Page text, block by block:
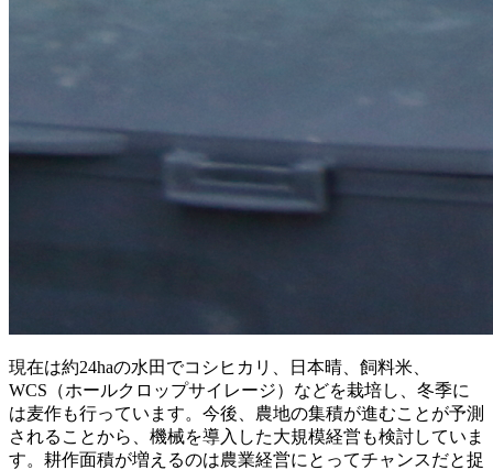
現在は約24haの水田でコシヒカリ、日本晴、飼料米、
WCS（ホールクロップサイレージ）などを栽培し、冬季に
は麦作も行っています。今後、農地の集積が進むことが予測
されることから、機械を導入した大規模経営も検討していま
す。耕作面積が増えるのは農業経営にとってチャンスだと捉